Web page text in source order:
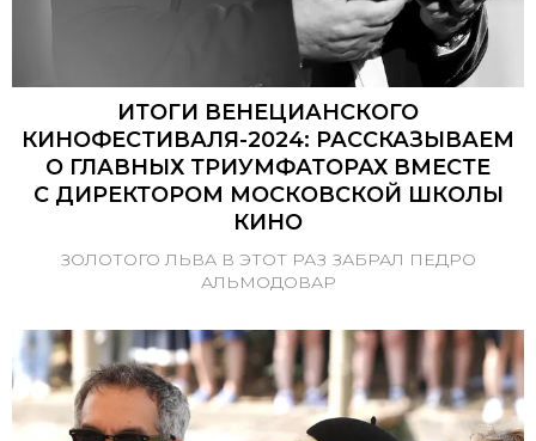
ИТОГИ ВЕНЕЦИАНСКОГО
КИНОФЕСТИВАЛЯ-2024: РАССКАЗЫВАЕМ
О ГЛАВНЫХ ТРИУМФАТОРАХ ВМЕСТЕ
С ДИРЕКТОРОМ МОСКОВСКОЙ ШКОЛЫ
КИНО
ЗОЛОТОГО ЛЬВА В ЭТОТ РАЗ ЗАБРАЛ ПЕДРО
АЛЬМОДОВАР